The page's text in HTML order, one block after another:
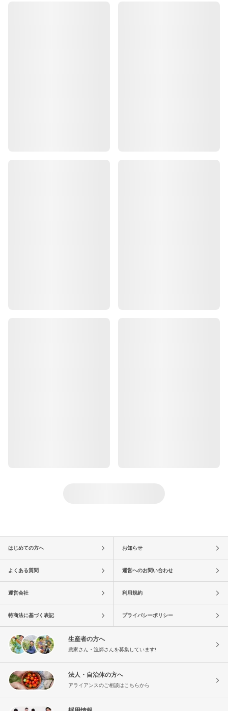
はじめての方へ お知らせ
よくある質問 運営へのお問い合わせ
運営会社 利用規約
特商法に基づく表記 プライバシーポリシー
生産者の方へ
農家さん・漁師さんを募集しています!
法人・自治体の方へ
アライアンスのご相談はこちらから